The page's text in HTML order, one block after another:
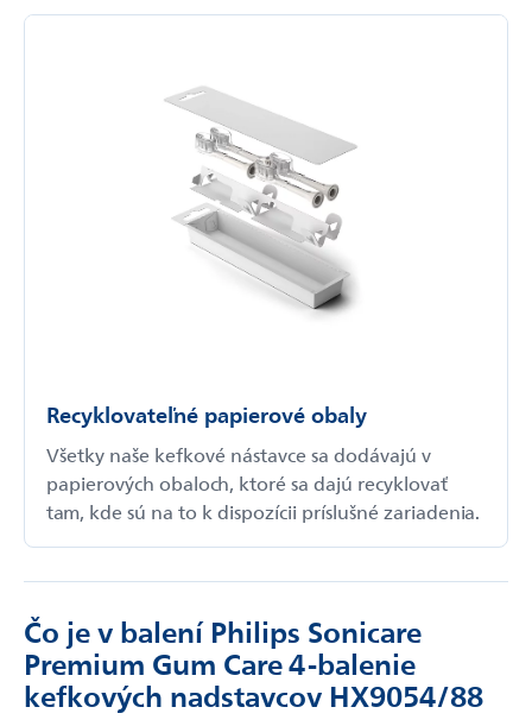
Recyklovateľné papierové obaly
Všetky naše kefkové nástavce sa dodávajú v
papierových obaloch, ktoré sa dajú recyklovať
tam, kde sú na to k dispozícii príslušné zariadenia.
Čo je v balení Philips Sonicare
Premium Gum Care 4-balenie
kefkových nadstavcov HX9054/88